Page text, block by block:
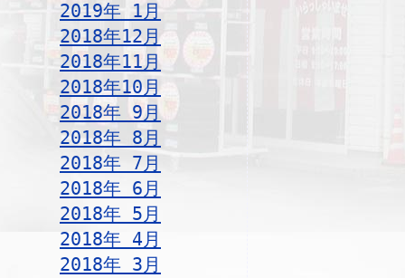
2019年 1月
2018年12月
2018年11月
2018年10月
2018年 9月
2018年 8月
2018年 7月
2018年 6月
2018年 5月
2018年 4月
2018年 3月